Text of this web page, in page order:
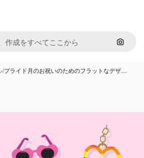
画像で
/プライド月のお祝いのためのフラットなデザ…